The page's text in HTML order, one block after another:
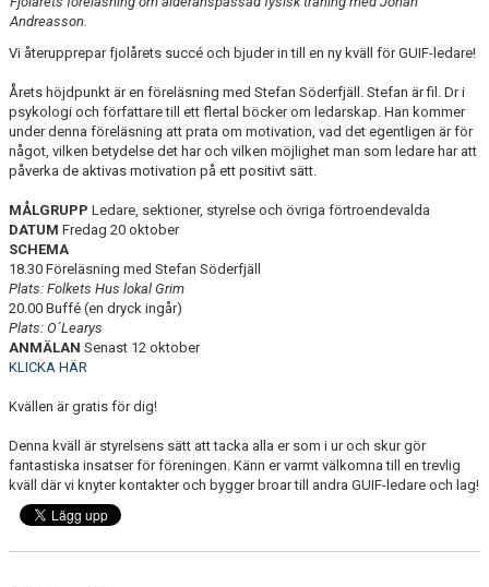
Andreasson.
Vi återupprepar fjolårets succé och bjuder in till en ny kväll för GUIF-ledare!
Årets höjdpunkt är en föreläsning med Stefan Söderfjäll. Stefan är fil. Dr i
psykologi och författare till ett flertal böcker om ledarskap. Han kommer
under denna föreläsning att prata om motivation, vad det egentligen är för
något, vilken betydelse det har och vilken möjlighet man som ledare har att
påverka de aktivas motivation på ett positivt sätt.
MÅLGRUPP Ledare, sektioner, styrelse och övriga förtroendevalda
DATUM Fredag 20 oktober
SCHEMA
18.30 Föreläsning med Stefan Söderfjäll
Plats: Folkets Hus lokal Grim
20.00 Buffé (en dryck ingår)
Plats: O´Learys
ANMÄLAN Senast 12 oktober
KLICKA HÄR
Kvällen är gratis för dig!
Denna kväll är styrelsens sätt att tacka alla er som i ur och skur gör
fantastiska insatser för föreningen. Känn er varmt välkomna till en trevlig
kväll där vi knyter kontakter och bygger broar till andra GUIF-ledare och lag!